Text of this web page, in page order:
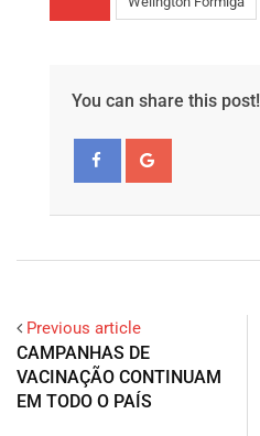
You can share this post!
Previous article
CAMPANHAS DE
VACINAÇÃO CONTINUAM
EM TODO O PAÍS